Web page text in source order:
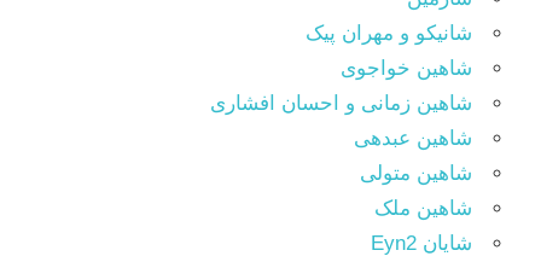
شانیکو و مهران پیک
شاهین خواجوی
شاهین زمانی و احسان افشاری
شاهین عبدهی
شاهین متولی
شاهین ملک
شایان Eyn2